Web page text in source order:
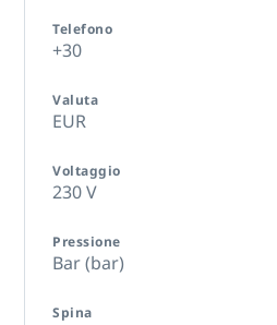
Telefono
+30
Valuta
EUR
Voltaggio
230 V
Pressione
Bar (bar)
Spina